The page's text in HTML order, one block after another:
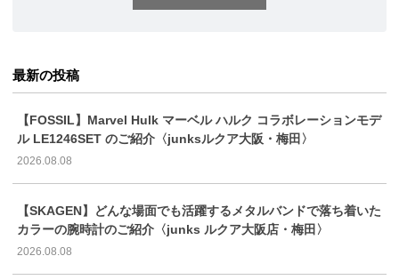
最新の投稿
【FOSSIL】Marvel Hulk マーベル ハルク コラボレーションモデ
ル LE1246SET のご紹介〈junksルクア大阪・梅田〉
2026.08.08
【SKAGEN】どんな場面でも活躍するメタルバンドで落ち着いた
カラーの腕時計のご紹介〈junks ルクア大阪店・梅田〉
2026.08.08